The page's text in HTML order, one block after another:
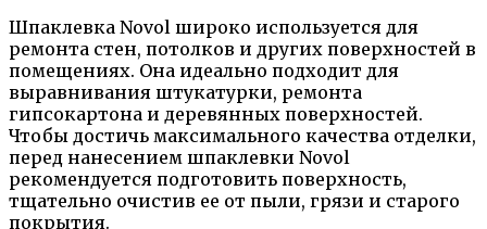
Шпаклевка Novol широко используется для
ремонта стен, потолков и других поверхностей в
помещениях. Она идеально подходит для
выравнивания штукатурки, ремонта
гипсокартона и деревянных поверхностей.
Чтобы достичь максимального качества отделки,
перед нанесением шпаклевки Novol
рекомендуется подготовить поверхность,
тщательно очистив ее от пыли, грязи и старого
покрытия.